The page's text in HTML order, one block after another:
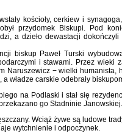
kościoły, cerkiew i
przydomek Biskupi. Pod
a dzieło dewastacji
biskup Paweł Turski
i stawami. Przez wieki
Naruszewicz − wielki humanista,
władze carskie odebrały
na Podlaski i stał się
go Stadninie Janowskiej.
Wciąż żywe są ludowe
wytchnienie i odpoczynek.